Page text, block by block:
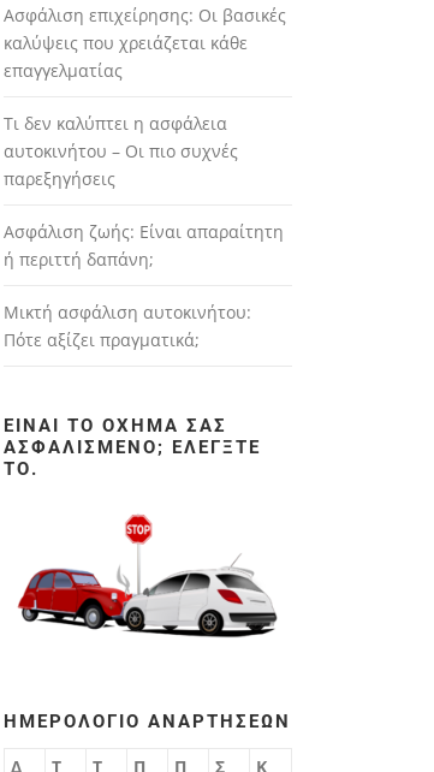
Ασφάλιση επιχείρησης: Οι βασικές
καλύψεις που χρειάζεται κάθε
επαγγελματίας
Τι δεν καλύπτει η ασφάλεια
αυτοκινήτου – Οι πιο συχνές
παρεξηγήσεις
Ασφάλιση ζωής: Είναι απαραίτητη
ή περιττή δαπάνη;
Μικτή ασφάλιση αυτοκινήτου:
Πότε αξίζει πραγματικά;
ΕΊΝΑΙ ΤΟ ΌΧΗΜΆ ΣΑΣ
ΑΣΦΑΛΙΣΜΈΝΟ; ΕΛΈΓΞΤΕ
ΤΟ.
ΗΜΕΡΟΛΌΓΙΟ ΑΝΑΡΤΉΣΕΩΝ
Δ Τ Τ Π Π Σ
Κ